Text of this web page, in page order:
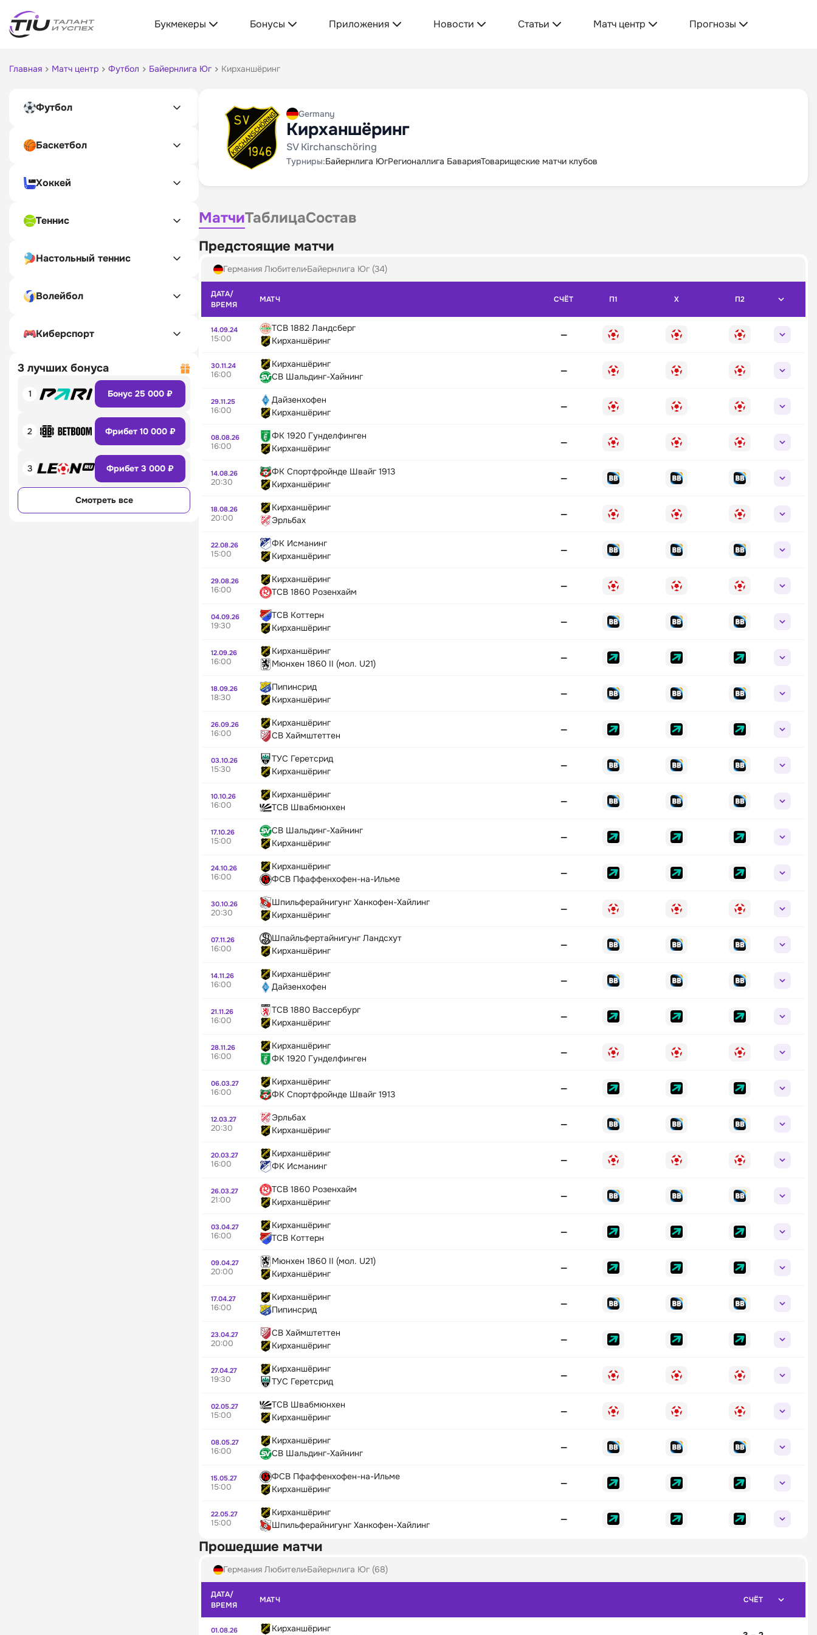
Букмекеры Бонусы Приложения Новости Статьи Матч центр Прогнозы
Главная Матч центр Футбол Байернлига Юг Кирханшёринг
Футбол
Баскетбол
Хоккей
Теннис
Настольный теннис
Волейбол
Киберспорт
3 лучших бонуса
1 Бонус 25 000 ₽
2 Фрибет 10 000 ₽
3 Фрибет 3 000 ₽
Смотреть все
Germany
Кирханшёринг
SV Kirchanschöring
Турниры:Байернлига ЮгРегионаллига БаварияТоварищеские матчи клубов
МатчиТаблицаСостав
Предстоящие матчи
Германия ЛюбителиБайернлига Юг (34)
ДАТА/
ВРЕМЯ
МАТЧ СЧЁТ П1 X П2
14.09.24
15:00
ТСВ 1882 Ландсберг
Кирханшёринг
—
30.11.24
16:00
Кирханшёринг
СВ Шальдинг-Хайнинг
—
29.11.25
16:00
Дайзенхофен
Кирханшёринг
—
08.08.26
16:00
ФК 1920 Гунделфинген
Кирханшёринг
—
14.08.26
20:30
ФК Спортфройнде Швайг 1913
Кирханшёринг
—
18.08.26
20:00
Кирханшёринг
Эрльбах
—
22.08.26
15:00
ФК Исманинг
Кирханшёринг
—
29.08.26
16:00
Кирханшёринг
ТСВ 1860 Розенхайм
—
04.09.26
19:30
ТСВ Коттерн
Кирханшёринг
—
12.09.26
16:00
Кирханшёринг
Мюнхен 1860 II (мол. U21)
—
18.09.26
18:30
Пипинсрид
Кирханшёринг
—
26.09.26
16:00
Кирханшёринг
СВ Хаймштеттен
—
03.10.26
15:30
ТУС Геретсрид
Кирханшёринг
—
10.10.26
16:00
Кирханшёринг
ТСВ Швабмюнхен
—
17.10.26
15:00
СВ Шальдинг-Хайнинг
Кирханшёринг
—
24.10.26
16:00
Кирханшёринг
ФСВ Пфаффенхофен-на-Ильме
—
30.10.26
20:30
Шпильферайнигунг Ханкофен-Хайлинг
Кирханшёринг
—
07.11.26
16:00
Шпайльфертайнигунг Ландсхут
Кирханшёринг
—
14.11.26
16:00
Кирханшёринг
Дайзенхофен
—
21.11.26
16:00
ТСВ 1880 Вассербург
Кирханшёринг
—
28.11.26
16:00
Кирханшёринг
ФК 1920 Гунделфинген
—
06.03.27
16:00
Кирханшёринг
ФК Спортфройнде Швайг 1913
—
12.03.27
20:30
Эрльбах
Кирханшёринг
—
20.03.27
16:00
Кирханшёринг
ФК Исманинг
—
26.03.27
21:00
ТСВ 1860 Розенхайм
Кирханшёринг
—
03.04.27
16:00
Кирханшёринг
ТСВ Коттерн
—
09.04.27
20:00
Мюнхен 1860 II (мол. U21)
Кирханшёринг
—
17.04.27
16:00
Кирханшёринг
Пипинсрид
—
23.04.27
20:00
СВ Хаймштеттен
Кирханшёринг
—
27.04.27
19:30
Кирханшёринг
ТУС Геретсрид
—
02.05.27
15:00
ТСВ Швабмюнхен
Кирханшёринг
—
08.05.27
16:00
Кирханшёринг
СВ Шальдинг-Хайнинг
—
15.05.27
15:00
ФСВ Пфаффенхофен-на-Ильме
Кирханшёринг
—
22.05.27
15:00
Кирханшёринг
Шпильферайнигунг Ханкофен-Хайлинг
—
Прошедшие матчи
Германия ЛюбителиБайернлига Юг (68)
ДАТА/
ВРЕМЯ
МАТЧ СЧЁТ
01.08.26
Кирханшёринг